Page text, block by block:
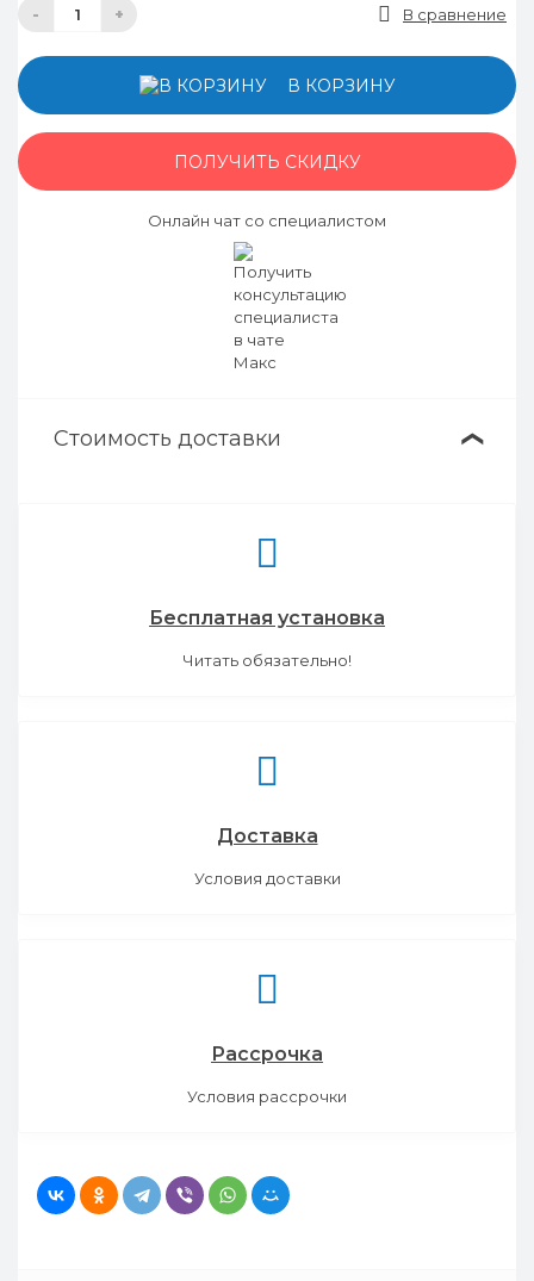
- + В сравнение
В КОРЗИНУ
ПОЛУЧИТЬ СКИДКУ
Онлайн чат со специалистом
Стоимость доставки ❯
Бесплатная установка
Читать обязательно!
Доставка
Условия доставки
Рассрочка
Условия рассрочки